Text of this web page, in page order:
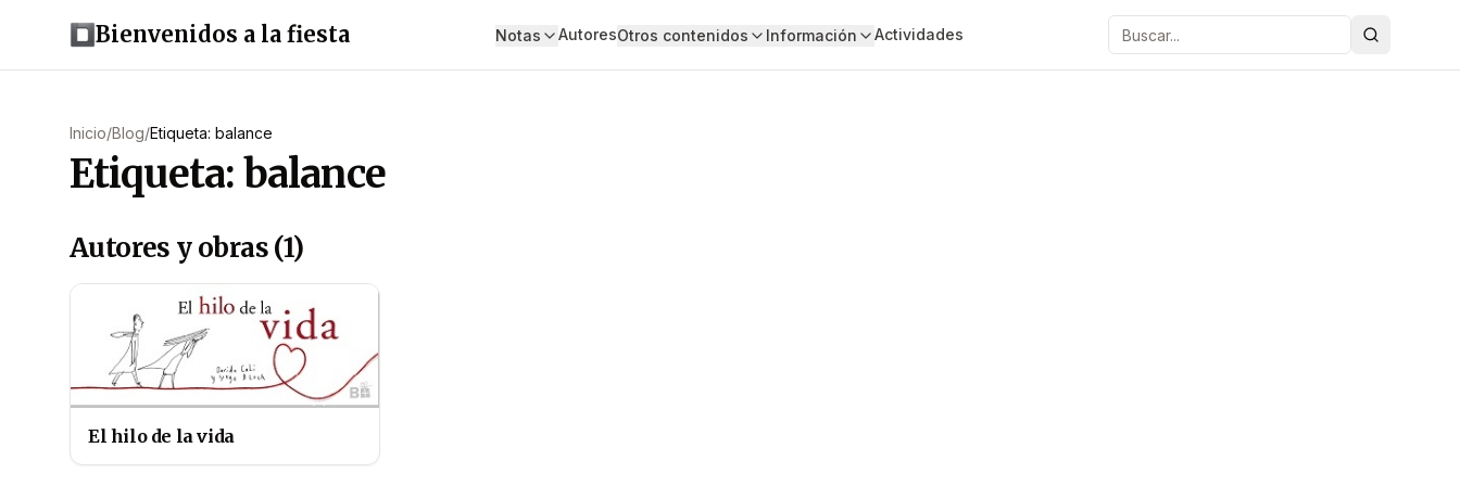
Bienvenidos a la fiesta Notas AutoresOtros contenidos Información Actividades Buscar
Inicio/Blog/Etiqueta: balance
Etiqueta: balance
Autores y obras (1)
El hilo de la vida